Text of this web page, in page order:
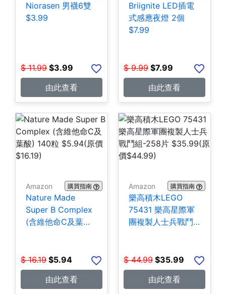
Niorasen 男襪6雙
$3.99
$ 11.99 $3.99
由此查看
Briignite LED插電
式感應夜燈 2個
$7.99
$ 9.99 $7.99
由此查看
Amazon 購買指南
Nature Made
Super B Complex
(含維他命C及葉酸)
$ 16.19 $5.94
由此查看
Amazon 購買指南
樂高積木LEGO
75431 樂高星際軍
團複製人士兵戰鬥
$ 44.99 $35.99
由此查看